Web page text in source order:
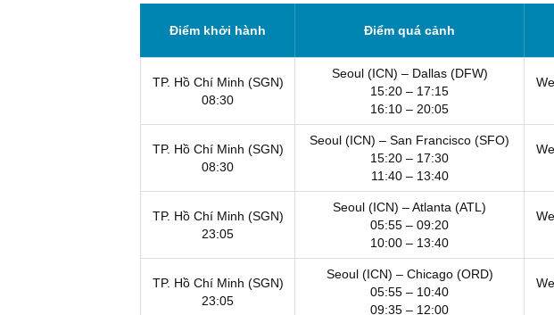
Điểm khởi hành Điểm quá cảnh
TP. Hồ Chí Minh (SGN)
08:30
Seoul (ICN) – Dallas (DFW)
15:20 – 17:15
16:10 – 20:05
TP. Hồ Chí Minh (SGN)
08:30
Seoul (ICN) – San Francisco (SFO)
15:20 – 17:30
11:40 – 13:40
TP. Hồ Chí Minh (SGN)
23:05
Seoul (ICN) – Atlanta (ATL)
05:55 – 09:20
10:00 – 13:40
TP. Hồ Chí Minh (SGN)
23:05
Seoul (ICN) – Chicago (ORD)
05:55 – 10:40
09:35 – 12:00